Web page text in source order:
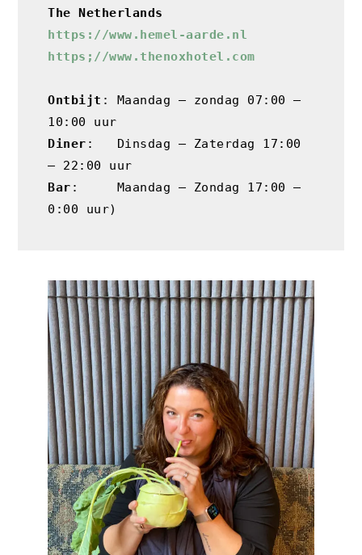
The Netherlands
https://www.hemel-aarde .nl
https ; //www.thenoxhotel.com
Ontbijt : Maandag – zondag 07:00 –
Diner :   Dinsdag – Zaterdag 17:00
Bar :     Maandag – Zondag 17:00 –
0:00 uur)